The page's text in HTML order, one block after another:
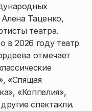
Таценко,
театра.
в 2026 году театр
отмечает
«Спящая
«Коппелия»,
спектакли.